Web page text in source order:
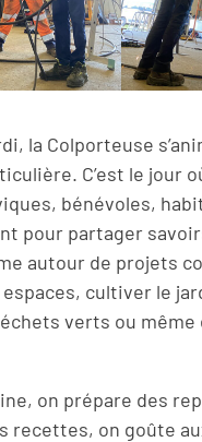
la Colporteuse
C’est le jour
bénévoles,
pour partager
autour de projets
cultiver le
verts ou
on prépare des
recettes, on goûte